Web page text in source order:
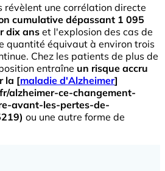
révèlent une corrélation directe
cumulative dépassant 1 095
dix anset l'explosion des cas de
quantité équivaut à environ trois
Chez les patients de plus de
entraîne un risque accru
la [maladie d'Alzheimer]
alzheimer-ce-changement-
avant-les-pertes-de-
ou une autre forme de